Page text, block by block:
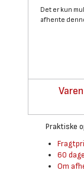
Det er kun
afhente
Praktiske
60
Om